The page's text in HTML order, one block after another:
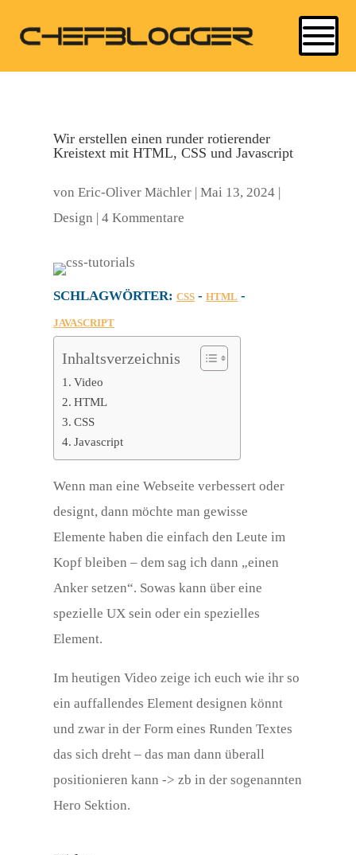
Wir erstellen einen runder rotierender
Kreistext mit HTML, CSS und Javascript
vonEric-Oliver Mächler |Mai 13, 2024 |
Design |4 Kommentare
SCHLAGWÖRTER:CSS -HTML -
JAVASCRIPT
Inhaltsverzeichnis
Video
HTML
CSS
Javascript
Wenn man eine Webseite verbessert oder
designt, dann möchte man gewisse
Elemente haben die einfach den Leute im
Kopf bleiben – dem sag ich dann „einen
Anker setzen“. Sowas kann über eine
spezielle UX sein oder ein spezielles
Element.
Im heutigen Video zeige ich euch wie ihr so
ein auffallendes Element designen könnt
und zwar in der Form eines Runden Textes
das sich dreht – das man dann überall
positionieren kann -> zb in der sogenannten
Hero Sektion.